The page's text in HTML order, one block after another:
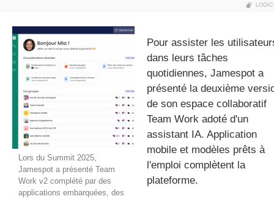
gratuite
Lors du Summit 2025,
Jamespot a présenté Team
Work v2 complété par des
applications embarquées, des
Pour assister les
dans leurs tâches
quotidiennes, Jamespot a
présenté la deuxième
de son espace collaboratif
Team Work adoté d'un
assistant IA. Application
mobile et modèles prêts à
l'emploi complètent la
plateforme.